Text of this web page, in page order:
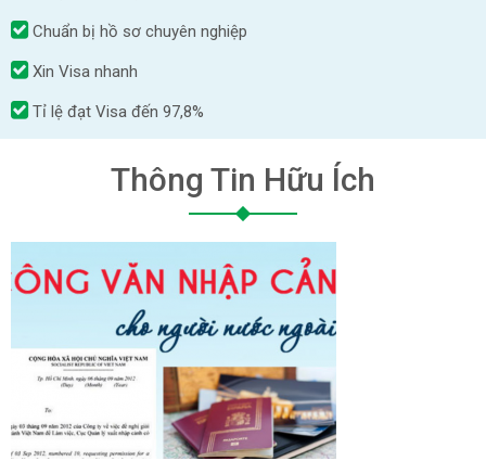
Chuẩn bị hồ sơ chuyên nghiệp
Xin Visa nhanh
Tỉ lệ đạt Visa đến 97,8%
Thông Tin Hữu Ích